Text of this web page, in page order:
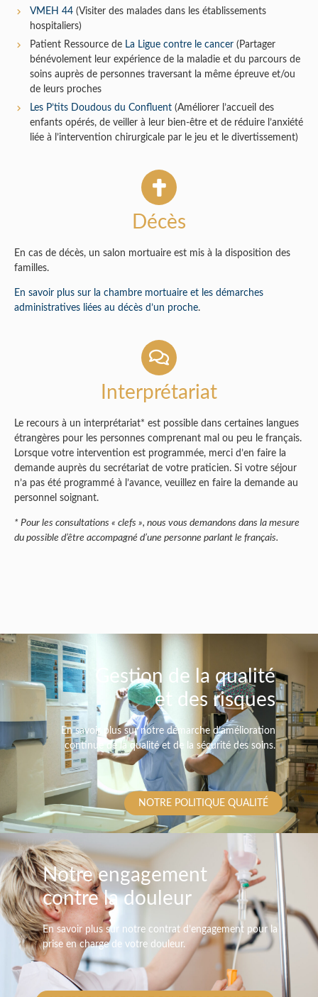
VMEH 44(Visiter des malades dans les établissements
hospitaliers)
Patient Ressource de La Ligue contre le cancer(Partager
bénévolement leur expérience de la maladie et du parcours de
soins auprès de personnes traversant la même épreuve et/ou
de leurs proches
Les P’tits Doudous du Confluent(Améliorer l’accueil des
enfants opérés, de veiller à leur bien-être et de réduire l’anxiété
liée à l’intervention chirurgicale par le jeu et le divertissement)
Décès
En cas de décès, un salon mortuaire est mis à la disposition des
familles.
En savoir plus sur la chambre mortuaire et les démarches
administratives liées au décès d’un proche.
Interprétariat
Le recours à un interprétariat* est possible dans certaines langues
étrangères pour les personnes comprenant mal ou peu le français.
Lorsque votre intervention est programmée, merci d’en faire la
demande auprès du secrétariat de votre praticien. Si votre séjour
n’a pas été programmé à l’avance, veuillez en faire la demande au
personnel soignant.
* Pour les consultations « clefs », nous vous demandons dans la mesure
du possible d’être accompagné d’une personne parlant le français.
Gestion de la qualité
et des risques
En savoir plus sur notre démarche d’amélioration
continue de la qualité et de la sécurité des soins.
NOTRE POLITIQUE QUALITÉ
Notre engagement
contre la douleur
En savoir plus sur notre contrat d’engagement pour la
prise en charge de votre douleur.